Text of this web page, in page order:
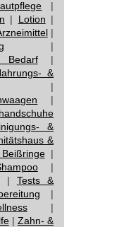
|
| Lotion |
|
|
|
&
|
|
&
&
|
|
| Tests &
|
|
| Zahn- &